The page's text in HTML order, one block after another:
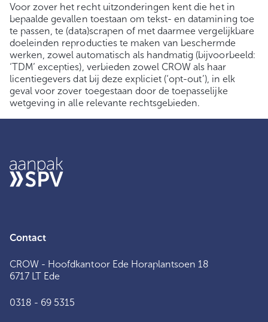
Voor zover het recht uitzonderingen kent die het in
bepaalde gevallen toestaan om tekst- en datamining toe
te passen, te (data)scrapen of met daarmee vergelijkbare
doeleinden reproducties te maken van beschermde
werken, zowel automatisch als handmatig (bijvoorbeeld:
‘TDM’ excepties), verbieden zowel CROW als haar
licentiegevers dat bij deze expliciet (‘opt-out’), in elk
geval voor zover toegestaan door de toepasselijke
wetgeving in alle relevante rechtsgebieden.
Contact
CROW - Hoofdkantoor Ede Horaplantsoen 18
6717 LT Ede
0318 - 69 5315